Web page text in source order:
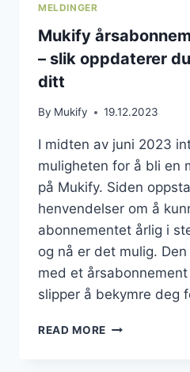
MELDINGER
Mukify
– slik oppdaterer
ditt
By Mukify 19.12.2023
I midten av juni 2023
muligheten for å bli en
på Mukify. Siden
henvendelser om å
abonnementet årlig i
og nå er det mulig.
med et
slipper å bekymre deg
READ MORE MUKIFY